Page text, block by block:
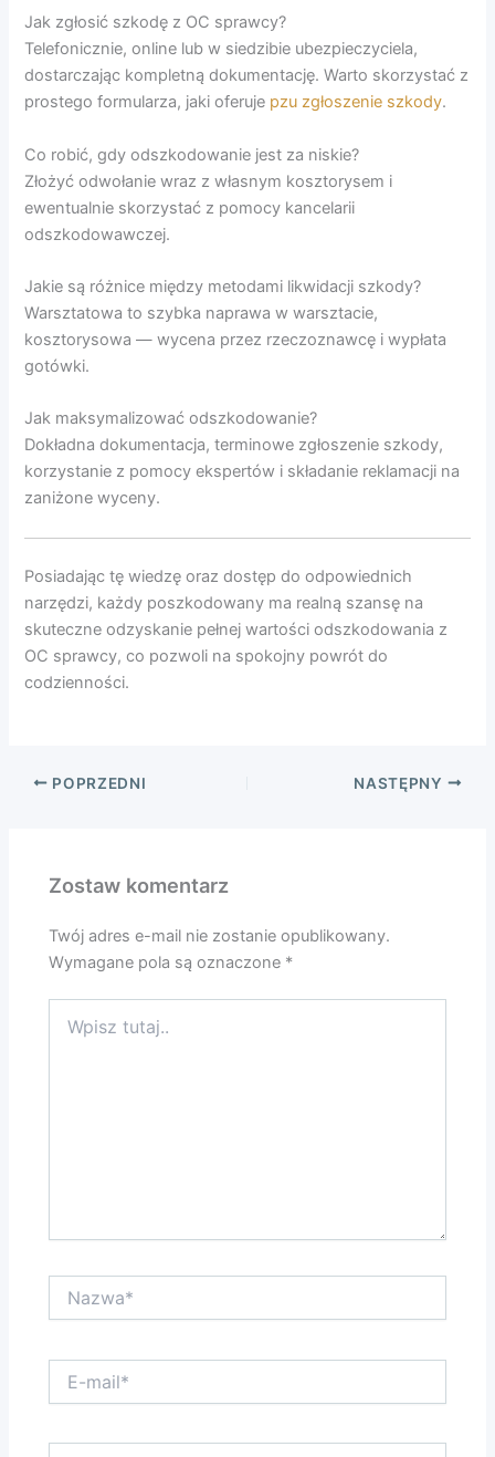
Jak zgłosić szkodę z OC sprawcy?
Telefonicznie, online lub w siedzibie ubezpieczyciela,
dostarczając kompletną dokumentację. Warto skorzystać z
prostego formularza, jaki oferuje pzu zgłoszenie szkody.
Co robić, gdy odszkodowanie jest za niskie?
Złożyć odwołanie wraz z własnym kosztorysem i
ewentualnie skorzystać z pomocy kancelarii
odszkodowawczej.
Jakie są różnice między metodami likwidacji szkody?
Warsztatowa to szybka naprawa w warsztacie,
kosztorysowa — wycena przez rzeczoznawcę i wypłata
gotówki.
Jak maksymalizować odszkodowanie?
Dokładna dokumentacja, terminowe zgłoszenie szkody,
korzystanie z pomocy ekspertów i składanie reklamacji na
zaniżone wyceny.
Posiadając tę wiedzę oraz dostęp do odpowiednich
narzędzi, każdy poszkodowany ma realną szansę na
skuteczne odzyskanie pełnej wartości odszkodowania z
OC sprawcy, co pozwoli na spokojny powrót do
codzienności.
POPRZEDNI NASTĘPNY
Zostaw komentarz
Twój adres e-mail nie zostanie opublikowany.
Wymagane pola są oznaczone *
tutaj..
mail*